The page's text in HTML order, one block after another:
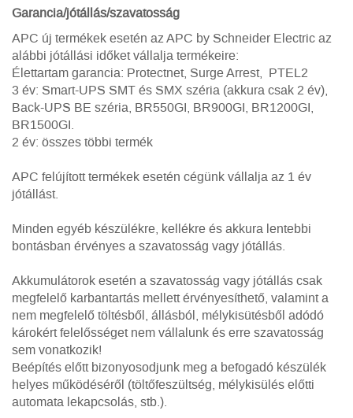
Garancia/jótállás/szavatosság
APC új termékek esetén az APC by Schneider Electric az
alábbi jótállási időket vállalja termékeire:
Élettartam garancia: Protectnet, Surge Arrest, PTEL2
3 év: Smart-UPS SMT és SMX széria (akkura csak 2 év),
Back-UPS BE széria, BR550GI, BR900GI, BR1200GI,
BR1500GI.
2 év: összes többi termék
APC felújított termékek esetén cégünk vállalja az 1 év
jótállást.
Minden egyéb készülékre, kellékre és akkura lentebbi
bontásban érvényes a szavatosság vagy jótállás.
Akkumulátorok esetén a szavatosság vagy jótállás csak
megfelelő karbantartás mellett érvényesíthető, valamint a
nem megfelelő töltésből, állásból, mélykisütésből adódó
károkért felelősséget nem vállalunk és erre szavatosság
sem vonatkozik!
Beépítés előtt bizonyosodjunk meg a befogadó készülék
helyes működéséről (töltőfeszültség, mélykisülés előtti
automata lekapcsolás, stb.).